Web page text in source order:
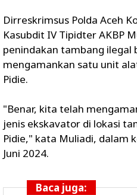
Dirreskrimsus Polda Aceh
Kasubdit IV Tipidter AKBP
penindakan tambang ilegal
mengamankan satu unit
Pidie.
"Benar, kita telah
jenis ekskavator di lokasi
Pidie," kata Muliadi, dalam
Juni 2024.
Baca juga: